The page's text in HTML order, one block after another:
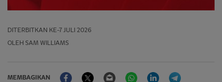
DITERBITKAN KE-7 JULI 2026
OLEH SAM WILLIAMS
MEMBAGIKAN
FacebookTwitter Email WhatsAppLinkedIn